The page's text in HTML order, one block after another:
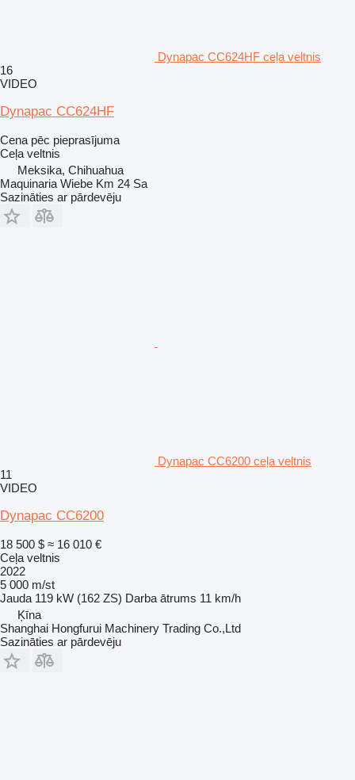
Dynapac CC624HF ceļa veltnis
16
VIDEO
Dynapac CC624HF
Cena pēc pieprasījuma
Ceļa veltnis
Meksika, Chihuahua
Maquinaria Wiebe Km 24 Sa
Sazināties ar pārdevēju
Dynapac CC6200 ceļa veltnis
11
VIDEO
Dynapac CC6200
18 500 $ ≈ 16 010 €
Ceļa veltnis
2022
5 000 m/st
Jauda 119 kW (162 ZS) Darba ātrums 11 km/h
Ķīna
Shanghai Hongfurui Machinery Trading Co.,Ltd
Sazināties ar pārdevēju